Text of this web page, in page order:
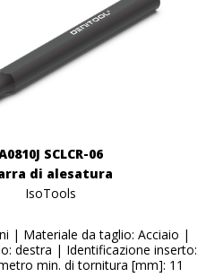
SCLCR-06
di alesatura
IsoTools
| Materiale da taglio: Acciaio |
destra | Identificazione inserto:
min. di tornitura [mm]: 11